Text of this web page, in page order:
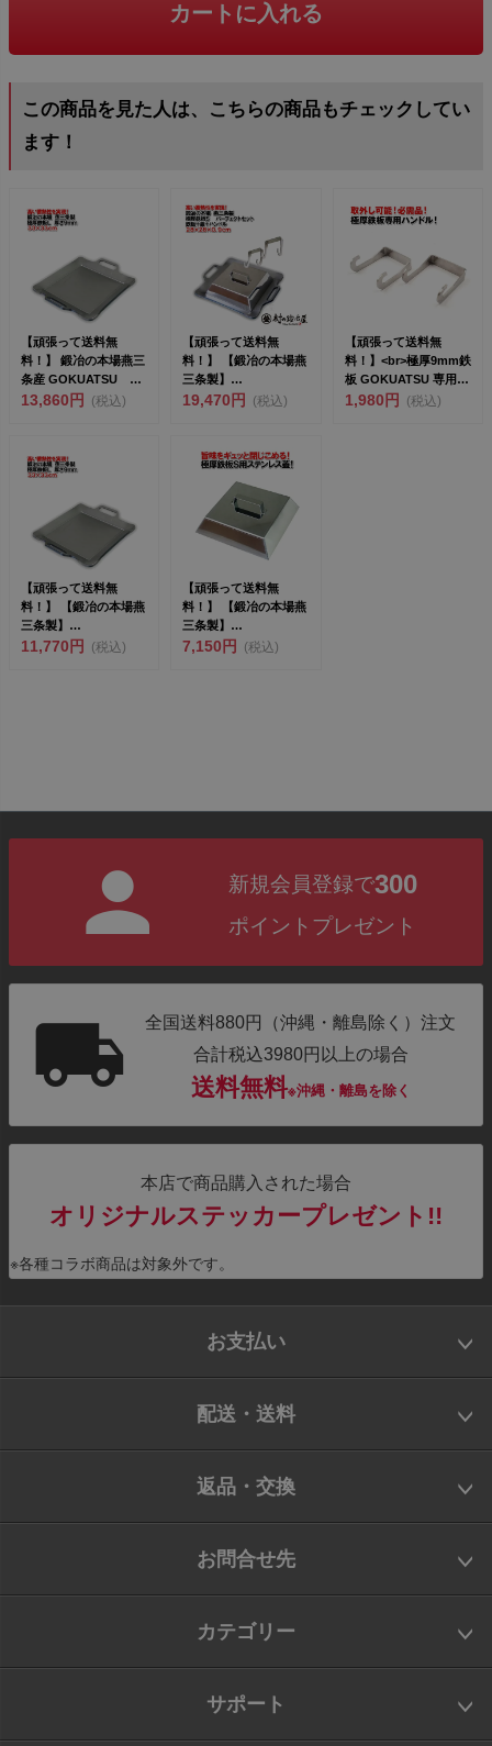
カートに入れる
この商品を見た人は、こちらの商品もチェックしてい
ます！
【頑張って送料無
料！】 鍛冶の本場燕三
条産 GOKUATSU 極
厚鉄板L 33×33...
13,860円 (税込)
【頑張って送料無
料！】 【鍛冶の本場燕
三条製】
GOKUATSU 極厚鉄
19,470円 (税込)
【頑張って送料無
料！】<br>極厚9mm鉄
板 GOKUATSU 専用ハ
ン...
1,980円 (税込)
【頑張って送料無
料！】 【鍛冶の本場燕
三条製】
GOKUATSU 極厚鉄
11,770円 (税込)
【頑張って送料無
料！】 【鍛冶の本場燕
三条製】
GOKUATSU 極厚鉄
7,150円 (税込)
新規会員登録で300
ポイントプレゼント
全国送料880円（沖縄・離島除く）注文
合計税込3980円以上の場合
送料無料※沖縄・離島を除く
本店で商品購入された場合
オリジナルステッカープレゼント!!
※各種コラボ商品は対象外です。
お支払い
配送・送料
返品・交換
お問合せ先
カテゴリー
サポート